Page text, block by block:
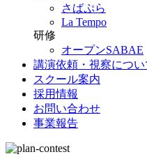
さばぷら
La Tempo
研修
オープンSABAE
講演依頼・視察につい
スクール案内
採用情報
お問い合わせ
事業報告